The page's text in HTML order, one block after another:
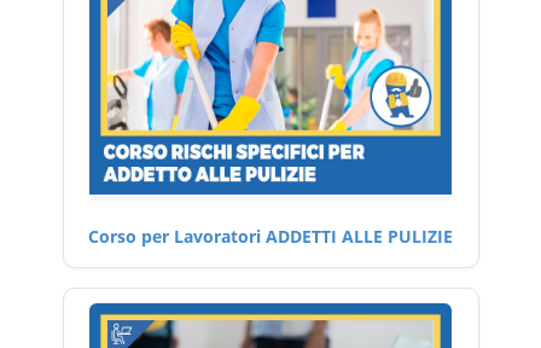
Corso per Lavoratori ADDETTI ALLE PULIZIE